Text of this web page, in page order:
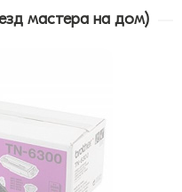
мастера на дом)